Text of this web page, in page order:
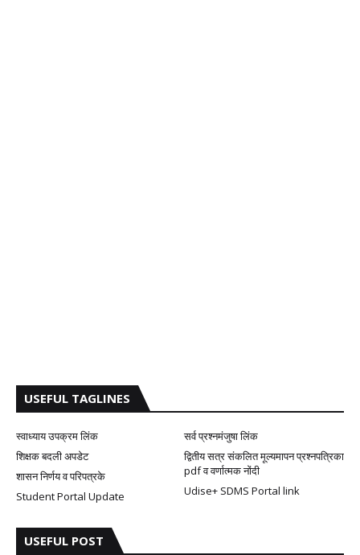
USEFUL TAGLINES
स्वाध्याय उपक्रम लिंक
सर्व प्रश्नमंजुषा लिंक
शिक्षक बदली अपडेट
द्वितीय सत्र संकलित मूल्यमापन प्रश्नपत्रिका
pdf व वर्णात्मक नोंदी
शासन निर्णय व परिपत्रके
Udise+ SDMS Portal link
Student Portal Update
USEFUL POST